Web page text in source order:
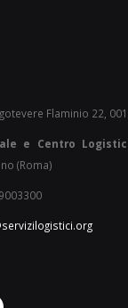
Flaminio 22,
e Centro
(Roma)